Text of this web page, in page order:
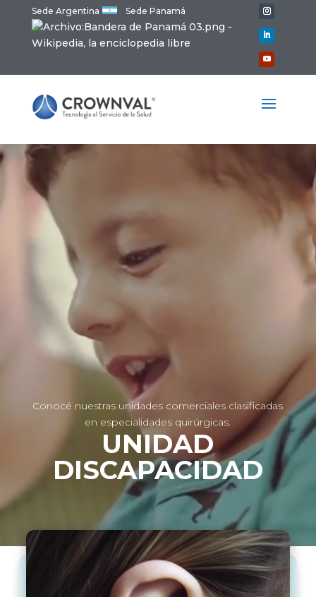
Sede Argentina Sede Panamá
Reproductor
de
Conocé nuestras unidades comerciales clasificadas
en especialidades quirúrgicas.
UNIDAD
DISCAPACIDAD